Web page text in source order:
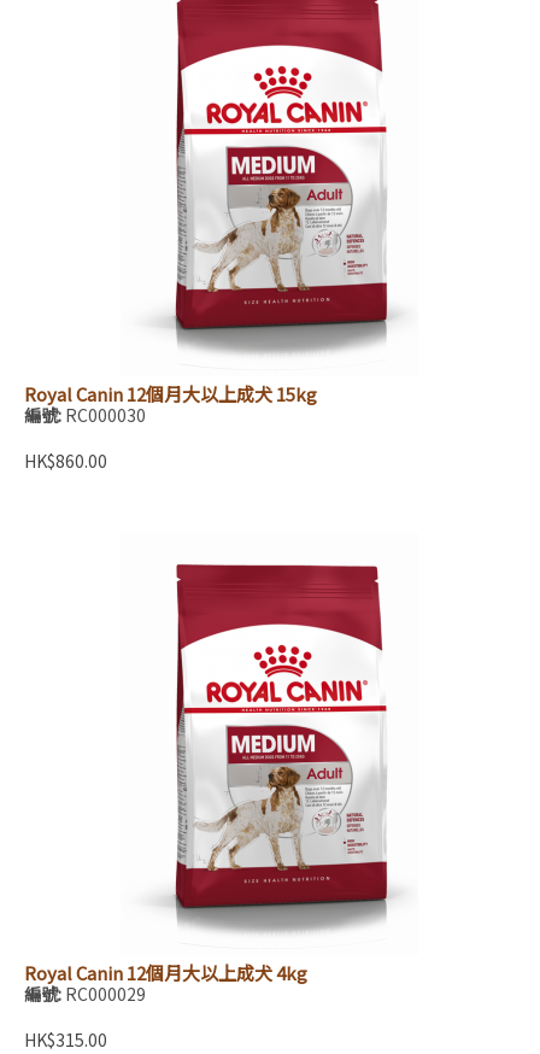
Royal Canin 12個月大以上成犬 15kg
編號: RC000030
HK$860.00
Royal Canin 12個月大以上成犬 4kg
編號: RC000029
HK$315.00